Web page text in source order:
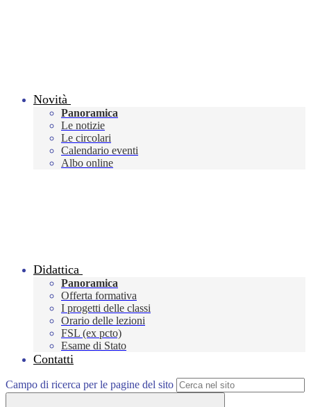
Novità
Panoramica
Le notizie
Le circolari
Calendario eventi
Albo online
Didattica
Panoramica
Offerta formativa
I progetti delle classi
Orario delle lezioni
FSL (ex pcto)
Esame di Stato
Contatti
Campo di ricerca per le pagine del sito